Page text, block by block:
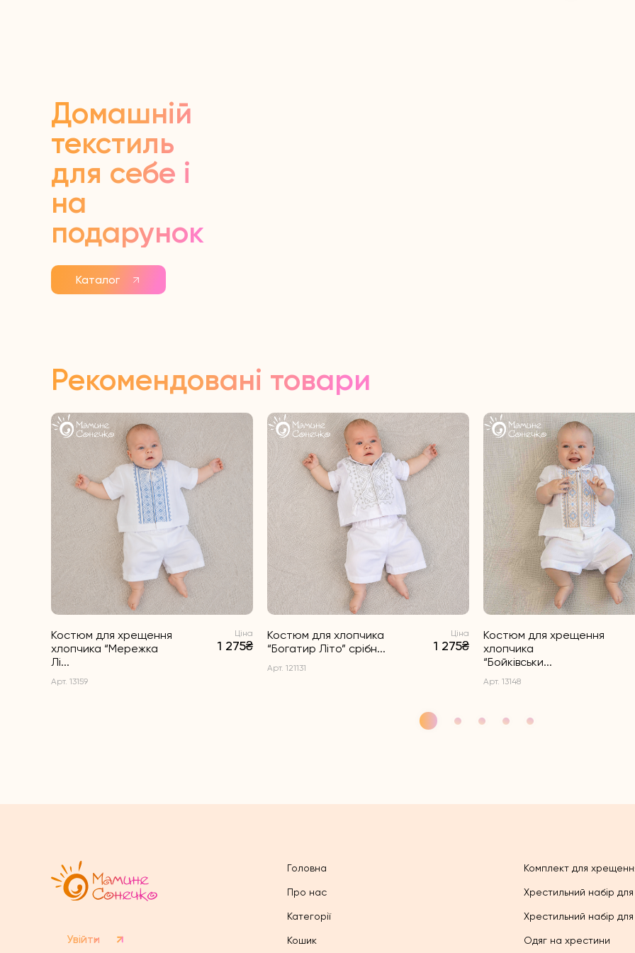
Домашній
текстиль
для себе і
на
подарунок
Каталог
Рекомендовані товари
Костюм для хрещення
хлопчика “Мережка
Лі...
Арт. 13159
Ціна
1 275₴
Костюм для хлопчика
“Богатир Літо” срібн...
Арт. 121131
Ціна
1 275₴
Костюм для хрещення
хлопчика
“Бойківськи...
Арт. 13148
Увійти
Головна
Про нас
Категорії
Кошик
Комплект для
Хрестильний набір для
Хрестильний набір
Одяг на хрестини